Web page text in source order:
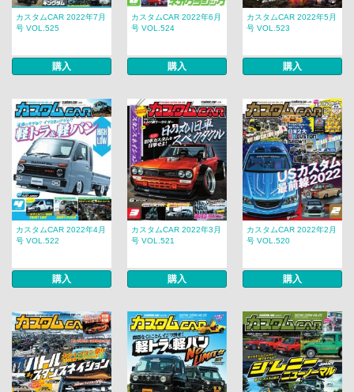
カスタムCAR 2022年7月
号 VOL.525
購入
カスタムCAR 2022年6月
号 VOL.524
購入
カスタムCAR 2022年5月
号 VOL.523
購入
カスタムCAR 2022年4月
号 VOL.522
購入
カスタムCAR 2022年3月
号 VOL.521
購入
カスタムCAR 2022年2月
号 VOL.520
購入